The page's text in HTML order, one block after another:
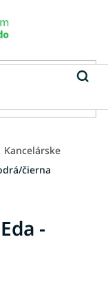
Kancelárske
čierna
-